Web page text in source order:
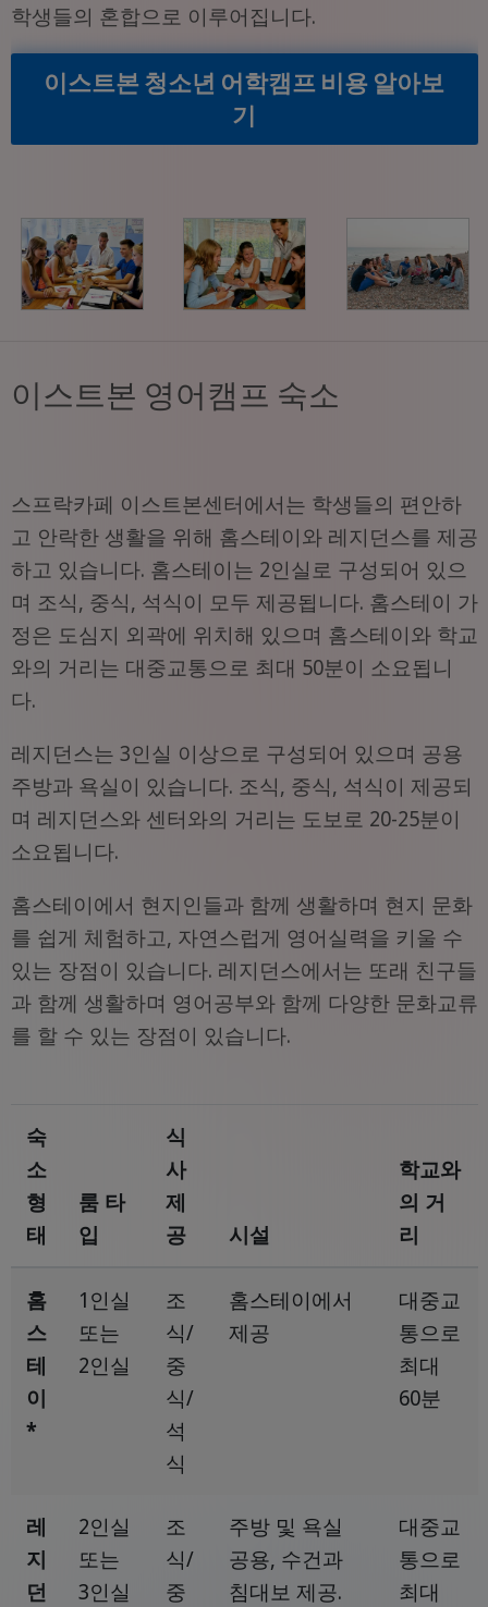
학생들의 혼합으로 이루어집니다.
이스트본 청소년 어학캠프 비용 알아보
기
이스트본 영어캠프 숙소
스프락카페 이스트본센터에서는 학생들의 편안하
고 안락한 생활을 위해 홈스테이와 레지던스를 제공
하고 있습니다. 홈스테이는 2인실로 구성되어 있으
며 조식, 중식, 석식이 모두 제공됩니다. 홈스테이 가
정은 도심지 외곽에 위치해 있으며 홈스테이와 학교
와의 거리는 대중교통으로 최대 50분이 소요됩니
다.
레지던스는 3인실 이상으로 구성되어 있으며 공용
주방과 욕실이 있습니다. 조식, 중식, 석식이 제공되
며 레지던스와 센터와의 거리는 도보로 20-25분이
소요됩니다.
홈스테이에서 현지인들과 함께 생활하며 현지 문화
를 쉽게 체험하고, 자연스럽게 영어실력을 키울 수
있는 장점이 있습니다. 레지던스에서는 또래 친구들
과 함께 생활하며 영어공부와 함께 다양한 문화교류
를 할 수 있는 장점이 있습니다.
숙
소
형
태
룸 타
입
식
사
제
공
시설
학교와
의 거
리
홈
스
테
이
*
1인실
또는
2인실
조
식/
중
식/
석
식
홈스테이에서
제공
대중교
통으로
최대
60분
레
지
던
2인실
또는
3인실
조
식/
중
주방 및 욕실
공용, 수건과
침대보 제공.
대중교
통으로
최대